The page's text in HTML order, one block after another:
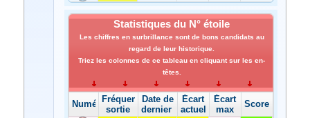
Statistiques du N° étoile
Les chiffres en surbrillance sont de bons candidats au
regard de leur historique.
Triez les colonnes de ce tableau en cliquant sur les en-
têtes.
NuméroFréquence de
sortie
Date de
dernier tirage
Écart
actuel
Écart
max
Score